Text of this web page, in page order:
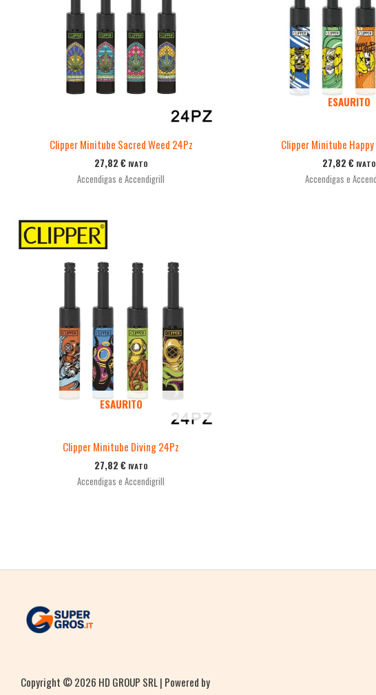
Clipper Minitube Sacred Weed 24Pz
27,82 € IVATO
Accendigas e Accendigrill
ESAURITO
Clipper Minitube Happy
27,82 € IVATO
Accendigas e
ESAURITO
Clipper Minitube Diving 24Pz
27,82 € IVATO
Accendigas e Accendigrill
Copyright © 2026 HD GROUP SRL | Powered by